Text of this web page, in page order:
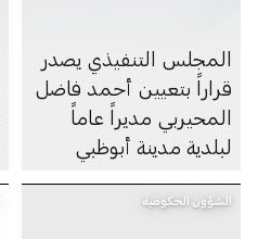
المجلس التنفيذي يصدر
قراراً بتعيين أحمد فاضل
المحيربي مديراً عاماً
لبلدية مدينة أبوظبي
الشؤون الحكومية